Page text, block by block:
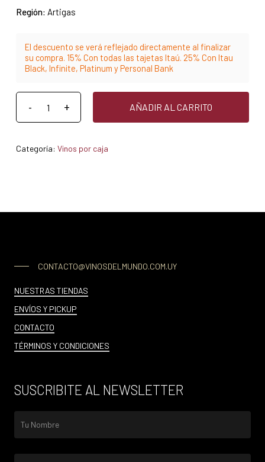
Región: Artigas
El descuento se verá reflejado directamente al finalizar
su compra. 15% Con todas las tajetas Itaú. 25% Con Itau
Black, Infinite, Platinum y Personal Bank
AÑADIR AL CARRITO
Categoría: Vinos por caja
CONTACTO@VINOSDELMUNDO.COM.UY
NUESTRAS TIENDAS
ENVÍOS Y PICKUP
CONTACTO
TÉRMINOS Y CONDICIONES
SUSCRIBITE AL NEWSLETTER